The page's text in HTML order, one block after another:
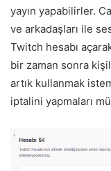
yayın yapabilirler.
ve arkadaşları ile
Twitch hesabı
bir zaman sonra
artık kullanmak
iptalini yapmaları